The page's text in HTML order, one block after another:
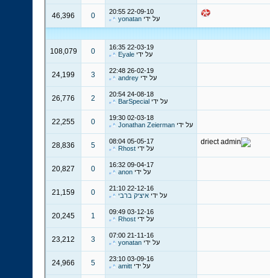
22-09-10
20:55
על ידיyonatan
0
46,396
22-03-19
16:35
על ידיEyale
0
108,079
26-02-19
22:48
על ידיandrey
3
24,199
24-08-18
20:54
על ידיBarSpecial
2
26,776
02-03-18
19:30
על ידיJonathan Zeierman
0
22,255
05-05-17
08:04
על ידיRhost
5
28,836
09-04-17
16:32
על ידיanon
0
20,827
22-12-16
21:10
על ידיאיציק ברבי 0
21,159
03-12-16
09:49
על ידיRhost
1
20,245
21-11-16
07:00
על ידיyonatan
3
23,212
03-09-16
23:10
על ידיamitt
5
24,966